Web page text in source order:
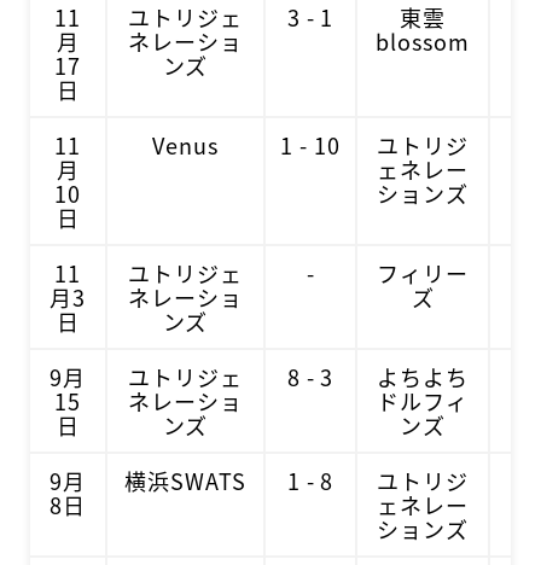
11
月
17
日
ユトリジェ
ネレーショ
ンズ
3 - 1 東雲
blossom
11
月
10
日
Venus 1 - 10 ユトリジ
ェネレー
ションズ
11
月3
日
ユトリジェ
ネレーショ
ンズ
- フィリー
ズ
9月
15
日
ユトリジェ
ネレーショ
ンズ
8 - 3 よちよち
ドルフィ
ンズ
9月
8日
横浜SWATS 1 - 8 ユトリジ
ェネレー
ションズ